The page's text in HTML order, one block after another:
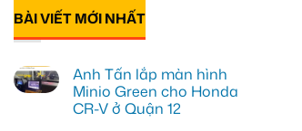
BÀI VIẾT MỚI NHẤT
Anh Tấn lắp màn hình
Minio Green cho Honda
CR-V ở Quận 12